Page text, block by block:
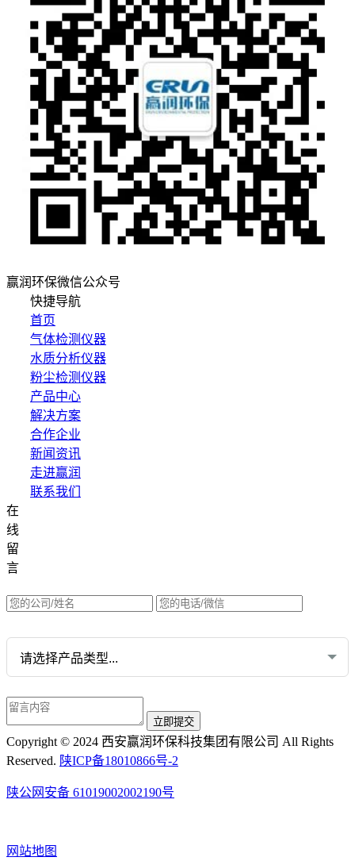
赢润环保微信公众号
快捷导航
首页
气体检测仪器
水质分析仪器
粉尘检测仪器
产品中心
解决方案
合作企业
新闻资讯
走进赢润
联系我们
在
线
留
言
Copyright © 2024 西安赢润环保科技集团有限公司 All Rights
Reserved. 陕ICP备18010866号-2
陕公网安备 61019002002190号
网站地图